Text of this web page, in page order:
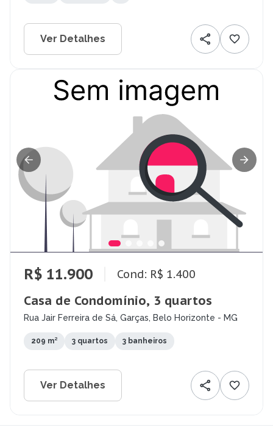
Ver Detalhes
R$ 11.900 Cond: R$ 1.400
Casa de Condomínio, 3 quartos
Rua Jair Ferreira de Sá, Garças, Belo Horizonte - MG
209 m² 3 quartos 3 banheiros
Ver Detalhes